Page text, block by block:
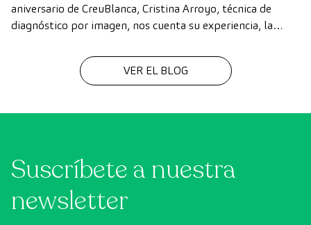
aniversario de CreuBlanca, Cristina Arroyo, técnica de
diagnóstico por imagen, nos cuenta su experiencia, la
que hace posible cada diagnóstico
VER EL BLOG
Suscríbete a nuestra
newsletter